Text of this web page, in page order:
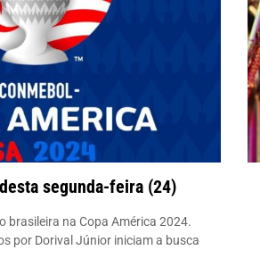
segunda-feira (24)
brasileira na Copa América 2024.
por Dorival Júnior iniciam a busca